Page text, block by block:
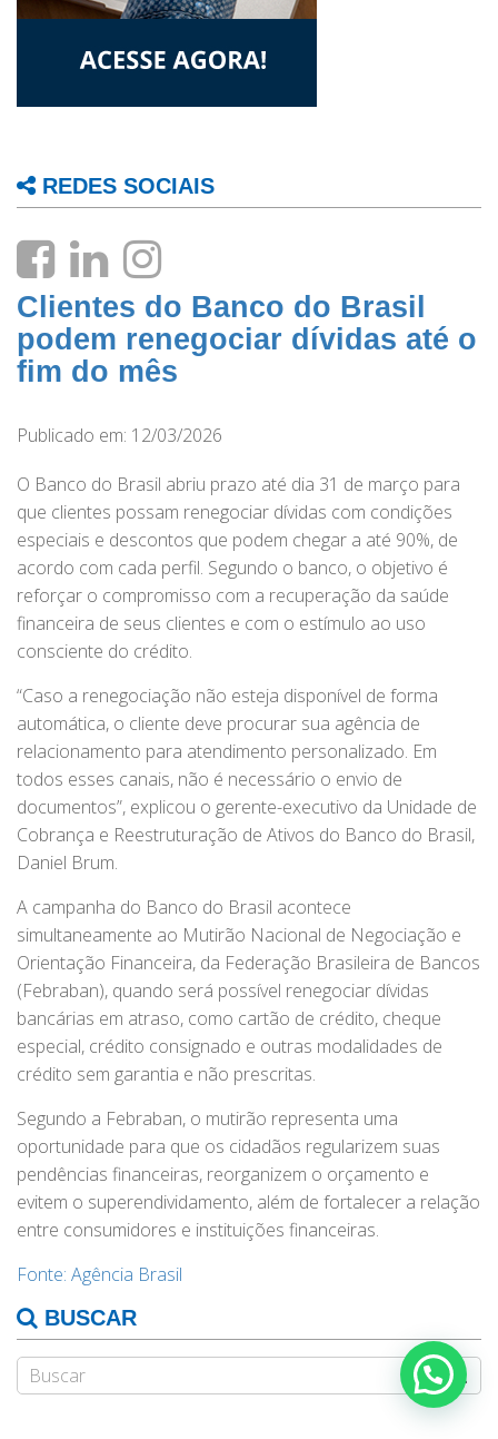
REDES SOCIAIS
Clientes do Banco do Brasil
podem renegociar dívidas até o
fim do mês
Publicado em: 12/03/2026
O Banco do Brasil abriu prazo até dia 31 de março para
que clientes possam renegociar dívidas com condições
especiais e descontos que podem chegar a até 90%, de
acordo com cada perfil. Segundo o banco, o objetivo é
reforçar o compromisso com a recuperação da saúde
financeira de seus clientes e com o estímulo ao uso
consciente do crédito.
“Caso a renegociação não esteja disponível de forma
automática, o cliente deve procurar sua agência de
relacionamento para atendimento personalizado. Em
todos esses canais, não é necessário o envio de
documentos”, explicou o gerente-executivo da Unidade de
Cobrança e Reestruturação de Ativos do Banco do Brasil,
Daniel Brum.
A campanha do Banco do Brasil acontece
simultaneamente ao Mutirão Nacional de Negociação e
Orientação Financeira, da Federação Brasileira de Bancos
(Febraban), quando será possível renegociar dívidas
bancárias em atraso, como cartão de crédito, cheque
especial, crédito consignado e outras modalidades de
crédito sem garantia e não prescritas.
Segundo a Febraban, o mutirão representa uma
oportunidade para que os cidadãos regularizem suas
pendências financeiras, reorganizem o orçamento e
evitem o superendividamento, além de fortalecer a relação
entre consumidores e instituições financeiras.
Fonte: Agência Brasil
BUSCAR